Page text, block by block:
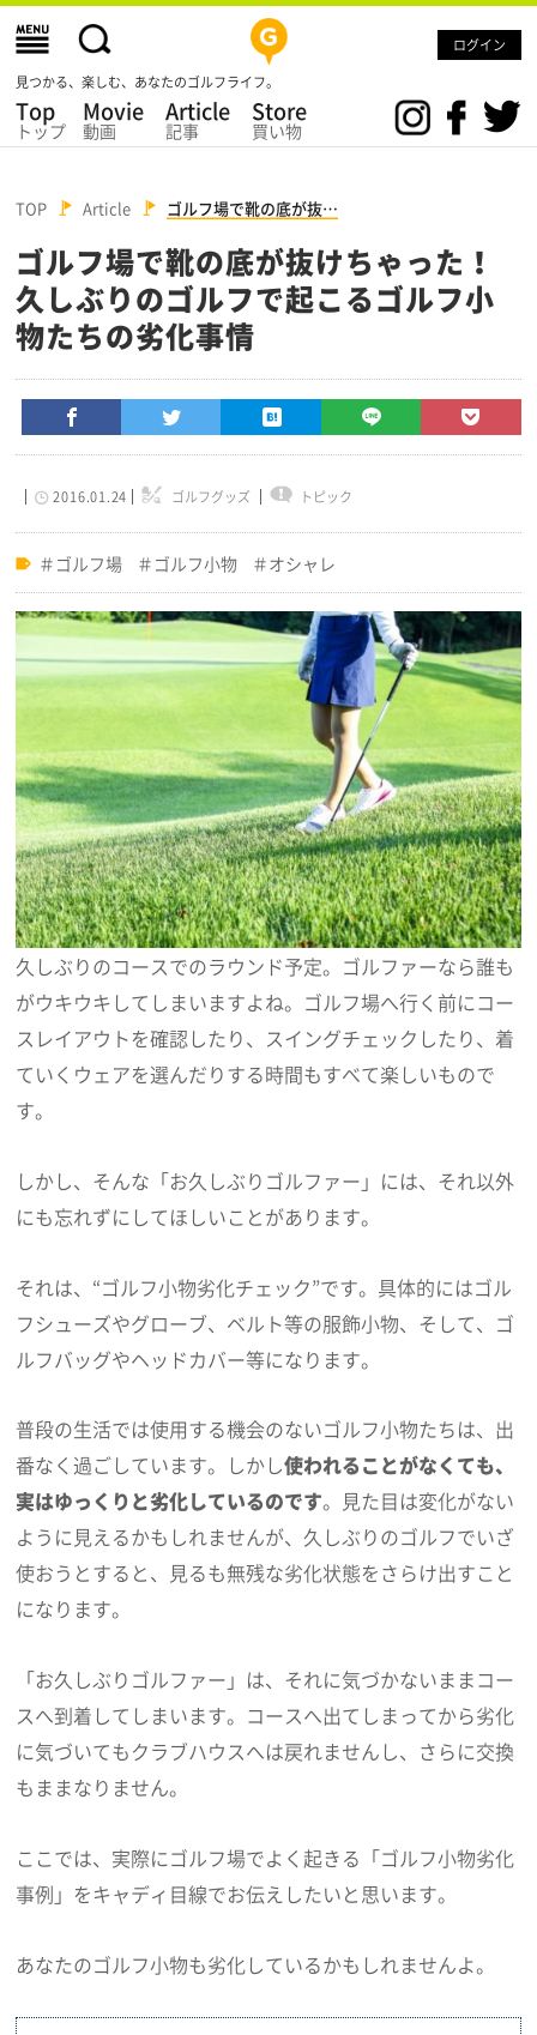
ログイン
見つかる、楽しむ、あなたのゴルフライフ。
Top
トップ
Movie
動画
Article
記事
Store
買い物
TOP Article ゴルフ場で靴の底が抜…
ゴルフ場で靴の底が抜けちゃった！
久しぶりのゴルフで起こるゴルフ小
物たちの劣化事情
2016.01.24 ゴルフグッズ トピック
ゴルフ場 ゴルフ小物 オシャレ
久しぶりのコースでのラウンド予定。ゴルファーなら誰も
がウキウキしてしまいますよね。ゴルフ場へ行く前にコー
スレイアウトを確認したり、スイングチェックしたり、着
ていくウェアを選んだりする時間もすべて楽しいもので
す。
しかし、そんな「お久しぶりゴルファー」には、それ以外
にも忘れずにしてほしいことがあります。
それは、“ゴルフ小物劣化チェック”です。具体的にはゴル
フシューズやグローブ、ベルト等の服飾小物、そして、ゴ
ルフバッグやヘッドカバー等になります。
普段の生活では使用する機会のないゴルフ小物たちは、出
番なく過ごしています。しかし使われることがなくても、
実はゆっくりと劣化しているのです。見た目は変化がない
ように見えるかもしれませんが、久しぶりのゴルフでいざ
使おうとすると、見るも無残な劣化状態をさらけ出すこと
になります。
「お久しぶりゴルファー」は、それに気づかないままコー
スへ到着してしまいます。コースへ出てしまってから劣化
に気づいてもクラブハウスへは戻れませんし、さらに交換
もままなりません。
ここでは、実際にゴルフ場でよく起きる「ゴルフ小物劣化
事例」をキャディ目線でお伝えしたいと思います。
あなたのゴルフ小物も劣化しているかもしれませんよ。